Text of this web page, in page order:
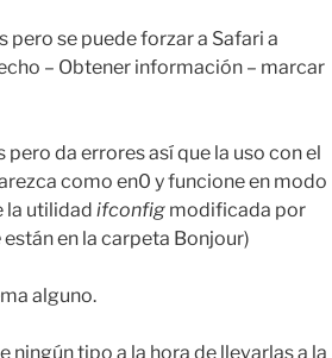
se puede forzar a Safari a
– Obtener información – marcar
da errores así que la uso con el
como en0 y funcione en modo
la utilidad ifconfig modificada por
están en la carpeta Bonjour)
alguno.
tipo a la hora de llevarlas a la